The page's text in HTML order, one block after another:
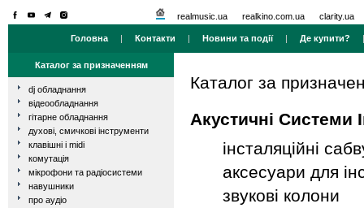
realmusic.ua realkino.com.ua clarity.ua
Головна | Контакти | Новини та події| Де купити?
Каталог за призначенням
dj обладнання
відеообладнання
гітарне обладнання
духові, смичкові інструменти
клавішні і midi
комутація
мікрофони та радіосистеми
навушники
про аудіо
Каталог за
Акустичні Системи
інсталяційні
аксесуари для
звукові колони